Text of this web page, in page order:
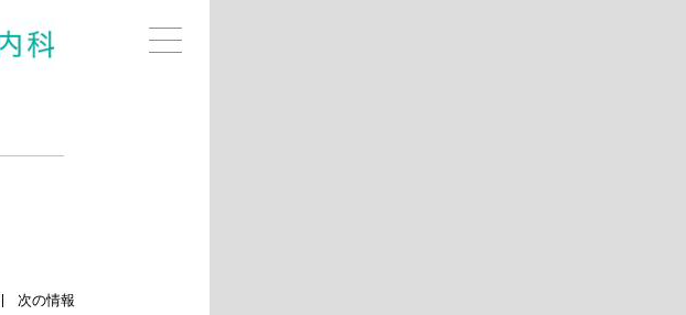
次の情報